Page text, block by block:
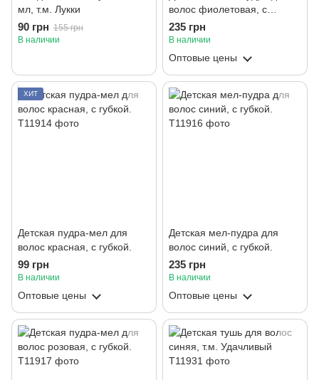
мл, т.м. Лукки
90 грн 155 грн
В наличии
волос фиолетовая, с
губкой.
235 грн
В наличии
Оптовые цены
ХИТ
Детская пудра-мел для
волос красная, с губкой.
99 грн
В наличии
Оптовые цены
Детская мел-пудра для
волос синий, с губкой.
235 грн
В наличии
Оптовые цены